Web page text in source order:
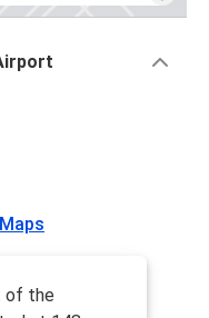
of the